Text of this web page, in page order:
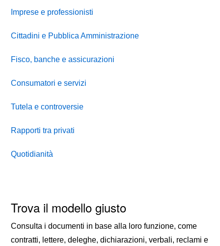
Imprese e professionisti
Cittadini e Pubblica Amministrazione
Fisco, banche e assicurazioni
Consumatori e servizi
Tutela e controversie
Rapporti tra privati
Quotidianità
Trova il modello giusto
Consulta i documenti in base alla loro funzione, come
contratti, lettere, deleghe, dichiarazioni, verbali, reclami e